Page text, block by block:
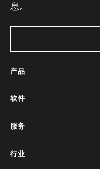
息。
产品
软件
服务
行业